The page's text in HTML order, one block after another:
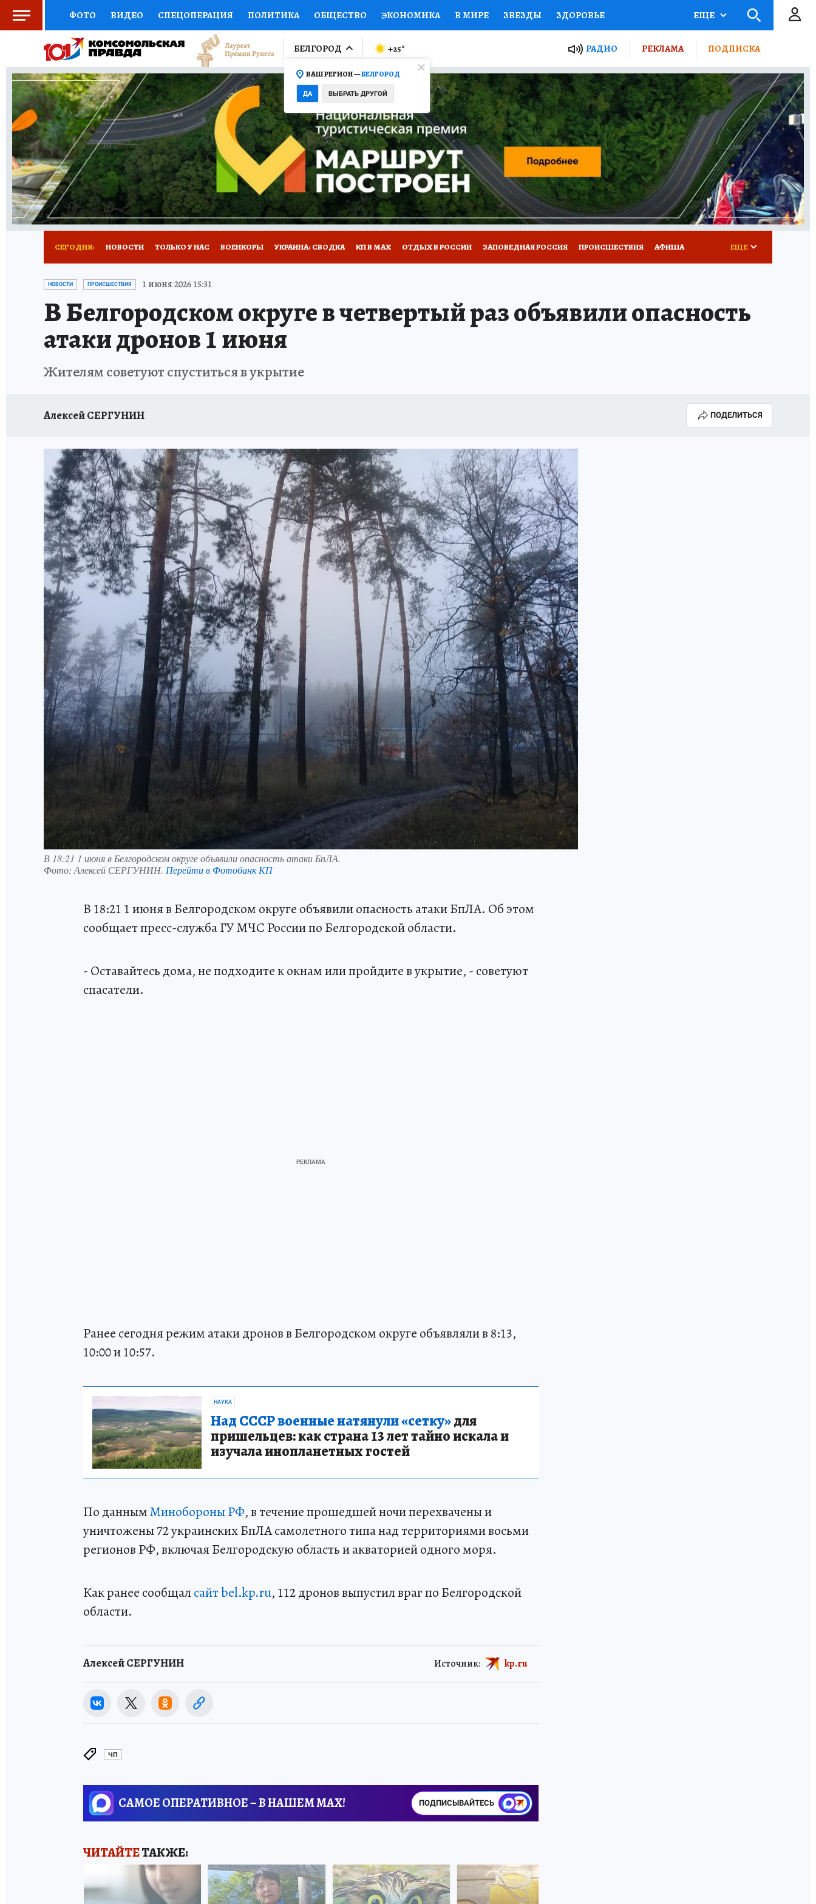
ФОТО ВИДЕО СПЕЦОПЕРАЦИЯ ПОЛИТИКА ОБЩЕСТВО ЭКОНОМИКА В МИРЕ ЗВЕЗДЫ ЗДОРОВЬЕ
СОЦПОДДЕРЖКА НАУКА СПОРТ КОЛУМНИСТЫ ПРОИСШЕСТВИЯ НАЦИОНАЛЬНЫЕ ПРОЕКТЫ РОССИИ
ВЫБОР ЭКСПЕРТОВ ДОКТОР ФИНАНСЫ ОТКРЫВАЕМ МИР Я ЗНАЮ СЕМЬЯ ЖЕНСКИЕ СЕКРЕТЫ ПУТЕВОДИТЕЛЬ
КНИЖНАЯ ПОЛКА ПРОГНОЗЫ НА СПОРТ ПРОМОКОДЫ СЕРИАЛЫ СПЕЦПРОЕКТЫ ДЕФИЦИТ ЖЕЛЕЗА ТУРИЗМ
ПРЕСС-ЦЕНТР НЕДВИЖИМОСТЬ ТЕЛЕВИЗОР КОЛЛЕКЦИИ КОНКУРСЫ РАБОТА У НАС ГИД ПОТРЕБИТЕЛЯ ВСЕ О КП
РАДИО КП РЕКЛАМА ТЕСТЫ НОВОЕ НА САЙТЕ
ЕЩЕ
БЕЛГОРОД
ВАШ РЕГИОН —БЕЛГОРОД
ДА ВЫБРАТЬ ДРУГОЙ
+25° РАДИО РЕКЛАМА ПОДПИСКА
СЕГОДНЯ: НОВОСТИ ТОЛЬКО У НАС ВОЕНКОРЫ УКРАИНА: СВОДКА КП В МАХ ОТДЫХ В РОССИИ ЗАПОВЕДНАЯ РОССИЯ ПРОИСШЕСТВИЯ АФИША
ИСПЫТАНО НА СЕБЕ
ЕЩЕ
НОВОСТИ ПРОИСШЕСТВИЯ 1 июня 2026 15:31
В Белгородском округе в четвертый раз объявили опасность
атаки дронов 1 июня
Жителям советуют спуститься в укрытие
Алексей СЕРГУНИН ПОДЕЛИТЬСЯ
В 18:21 1 июня в Белгородском округе объявили опасность атаки БпЛА.
Фото: Алексей СЕРГУНИН. Перейти в Фотобанк КП
В 18:21 1 июня в Белгородском округе объявили опасность атаки БпЛА. Об этом
сообщает пресс-служба ГУ МЧС России по Белгородской области.
- Оставайтесь дома, не подходите к окнам или пройдите в укрытие, - советуют
спасатели.
Ранее сегодня режим атаки дронов в Белгородском округе объявляли в 8:13,
10:00 и 10:57.
НАУКА
Над СССР военные натянули «сетку»для
пришельцев: как страна 13 лет тайно искала и
изучала инопланетных гостей
По даннымМинобороны РФ, в течение прошедшей ночи перехвачены и
уничтожены 72 украинских БпЛА самолетного типа над территориями восьми
регионов РФ, включая Белгородскую область и акваторией одного моря.
Как ранее сообщалсайт bel.kp.ru, 112 дронов выпустил враг по Белгородской
области.
Алексей СЕРГУНИН Источник: kp.ru
ЧП
САМОЕ ОПЕРАТИВНОЕ – В НАШЕМ MAX! ПОДПИСЫВАЙТЕСЬ
ЧИТАЙТЕТАКЖЕ: